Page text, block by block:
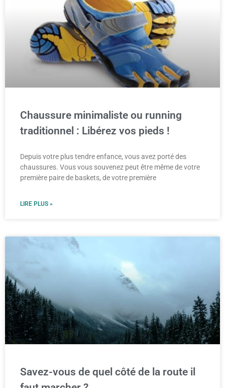
Chaussure minimaliste ou running
traditionnel : Libérez vos pieds !
Depuis votre plus tendre enfance, vous avez porté des
chaussures. Vous vous souvenez peut être même de votre
première paire de baskets, de votre première
LIRE PLUS »
Savez-vous de quel côté de la route il